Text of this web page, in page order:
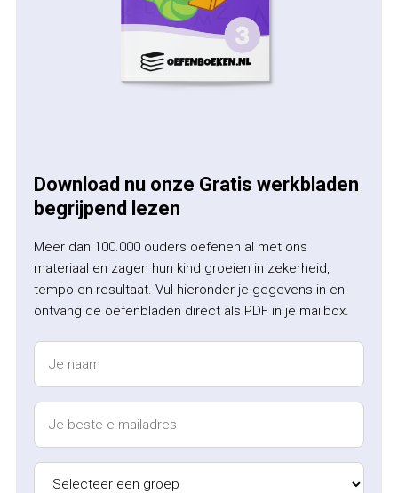
Download nu onze Gratis werkbladen
begrijpend lezen
Meer dan 100.000 ouders oefenen al met ons
materiaal en zagen hun kind groeien in zekerheid,
tempo en resultaat. Vul hieronder je gegevens in en
ontvang de oefenbladen direct als PDF in je mailbox.